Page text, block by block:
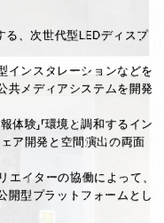
、次世代型LEDディスプ
インスタレーションなどを
共メディアシステムを開発
験」「環境と調和するイン
ア開発と空間演出の両面
エイターの協働によって、
開型プラットフォームとし